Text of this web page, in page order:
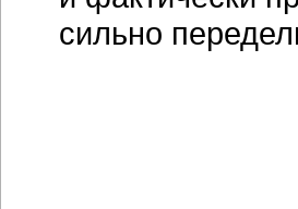
сильно